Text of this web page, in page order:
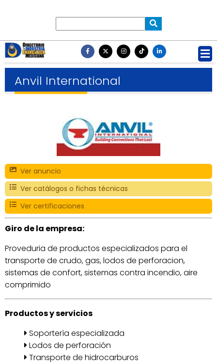
Anvil International
Ver anuncio
Ver catálogos o fichas técnicas
Ver certificaciones
Giro de la empresa:
Proveduria de productos especializados para el
transporte de crudo, gas, lodos de perforacion,
sistemas de confort, sistemas contra incendio, aire
comprimido
Productos y servicios
Soportería especializada
Lodos de perforación
Transporte de hidrocarburos